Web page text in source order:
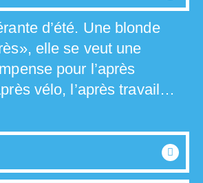
d’été. Une blonde
elle se veut une
pour l’après
vélo, l’après travail…